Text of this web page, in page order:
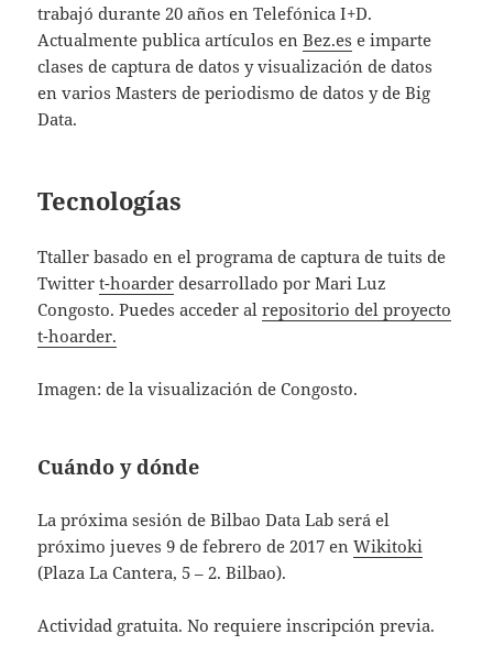
trabajó durante 20 años en Telefónica I+D.
Actualmente publica artículos enBez.es e imparte
clases de captura de datos y visualización de datos
en varios Masters de periodismo de datos y de Big
Data.
Tecnologías
Ttaller basado en el programa de captura de tuits de
Twittert-hoarder desarrollado por Mari Luz
Congosto. Puedes acceder alrepositorio del proyecto
t-hoarder.
Imagen: de la visualización de Congosto.
Cuándo y dónde
La próxima sesión de Bilbao Data Lab será el
próximo jueves 9 de febrero de 2017 enWikitoki
(Plaza La Cantera, 5 – 2. Bilbao).
Actividad gratuita. No requiere inscripción previa.